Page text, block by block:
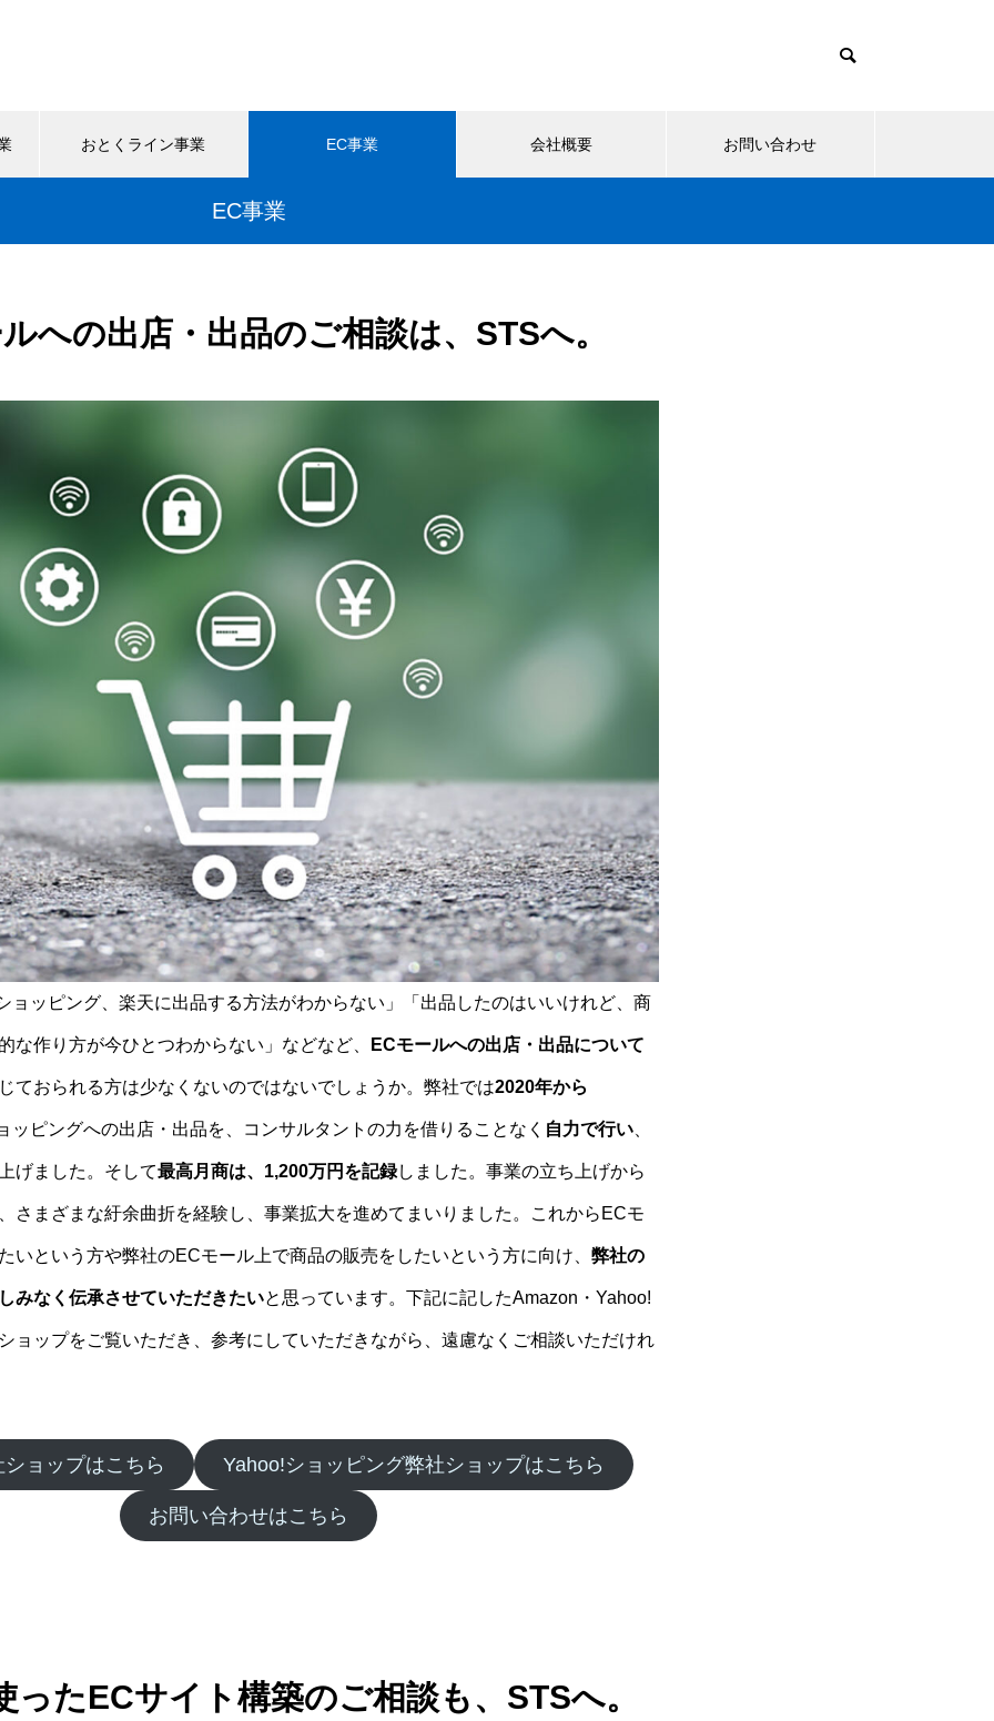
おとくライン事業 EC事業 会社概要 お問い合わせ
EC事業
への出店・出品のご相談は、STSへ。
ョッピング、楽天に出品する方法がわからない」「出品したのはいいけれど、商
な作り方が今ひとつわからない」などなど、 ECモールへの出店・出品について
ておられる方は少なくないのではないでしょうか。弊社では2020年から
ッピングへの出店・出品を、コンサルタントの力を借りることなく 自力で行い
げました。そして最高月商は、1,200万円を記録しました。事業の立ち上げから
さまざまな紆余曲折を経験し、事業拡大を進めてまいりました。これからECモ
いという方や弊社のECモール上で商品の販売をしたいという方に向け、 弊社の
みなく伝承させていただきたいと思っています。下記に記したAmazon・Yahoo!
ョップをご覧いただき、参考にしていただきながら、遠慮なくご相談いただけれ
ョップはこちら Yahoo!ショッピング弊社ショップはこちら
お問い合わせはこちら
ったECサイト構築のご相談も、STSへ。